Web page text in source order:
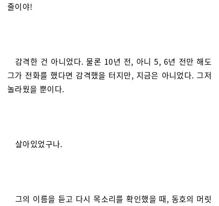
줄이야!
감격한 건 아니었다. 물론 10년 전, 아니 5, 6년 전만 해도
그가 전화를 했다면 감격했을 터지만, 지금은 아니었다. 그저
놀라웠을 뿐이다.
살아있었구나.
그의 이름을 듣고 다시 목소리를 확인했을 때, 동호의 머릿